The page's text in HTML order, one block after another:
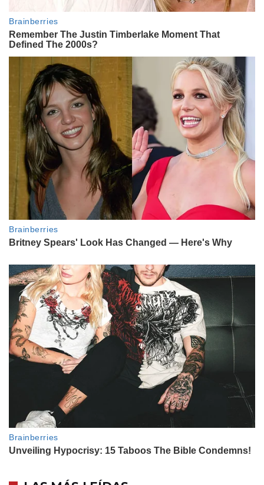
inspiración en Madonna y la
LIFESTYLE
El truco de moda más inteligente
logró volverse invisible para los
paparazzi y que hoy vale más de
50 mil dólares
ENTRETENIMIENTO
Cita de chicas: en fotos, los
cancherísimos looks de Nicole,
Ángela Torres y La Joaqui para el
show de Rosalía
LIFESTYLE
Dua Lipa redefine la moda nupcial:
el regreso del traje de novia, la
maxi pamela que desafía al velo y
la joya millonaria que completó el
look
Así fue por dentro la fiesta de 15
de Allegra Cubero: pantallas LED,
“cotillón de la Selección”
ENTRETENIMIENTO
Franco Poggio íntimo, sobre su
vida con Lizardo Ponce: "Sería
papá con él"
ENTRETENIMIENTO
Habitación por habitación, así es
la casa en la que conviven Nico
Occhiato y el equipo de Luzu en
Miami: "Somos desordenados"
que le puso un límite a Antonio
Banderas: qué pasó y la reacción